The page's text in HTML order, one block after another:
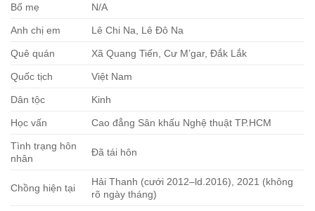
Bố mẹ N/A
Anh chị em Lê Chi Na, Lê Đô Na
Quê quán Xã Quang Tiến, Cư M’gar, Đắk Lắk
Quốc tịch Việt Nam
Dân tộc Kinh
Học vấn Cao đẳng Sân khấu Nghệ thuật TP.HCM
Tình trạng hôn
nhân
Đã tái hôn
Chồng hiện tại
Hải Thanh (cưới 2012⁠–⁠ld.2016), 2021 (không
rõ ngày tháng)